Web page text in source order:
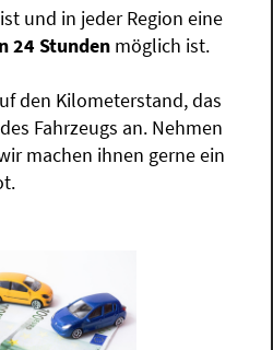
und in jeder Region eine
24 Stunden möglich ist.
den Kilometerstand, das
Fahrzeugs an. Nehmen
machen ihnen gerne ein